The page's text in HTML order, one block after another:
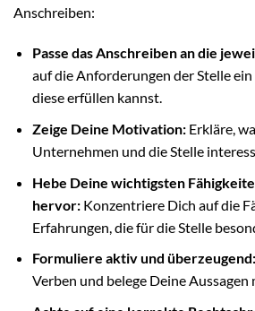
Anschreiben:
Passe das Anschreiben an die
auf die Anforderungen der Stelle ein
diese erfüllen kannst.
Zeige Deine Motivation:Erkläre,
Unternehmen und die Stelle
Hebe Deine wichtigsten
hervor:Konzentriere Dich auf die
Erfahrungen, die für die Stelle
Formuliere aktiv und überzeugend:
Verben und belege Deine Aussagen